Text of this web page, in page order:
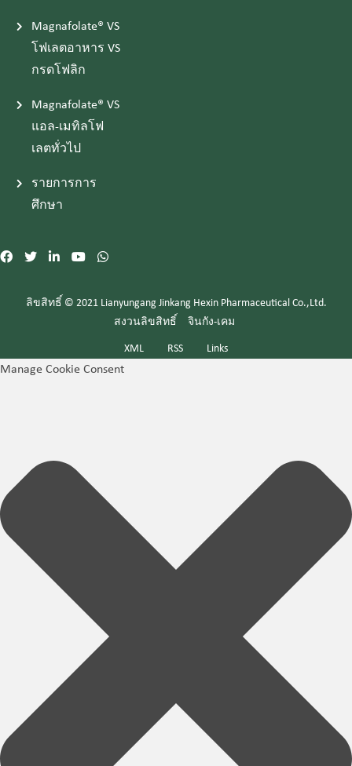
Magnafolate® VS
โฟเลตอาหาร VS
กรดโฟลิก
Magnafolate® VS
แอล-เมทิลโฟ
เลตทั่วไป
รายการการ
ศึกษา
ลิขสิทธิ์ © 2021 Lianyungang Jinkang Hexin Pharmaceutical Co.,Ltd.
สงวนลิขสิทธิ์
จินกัง-เคม
XML RSS Links
Manage Cookie Consent